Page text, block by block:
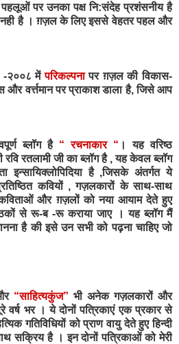
पहलूओं पर उनका पक्ष नि:संदेह प्रशंसनीय है
नही है । ग़ज़ल के लिए इससे वेहतर पहल और
२००८ मेंपरिकल्पनापर ग़ज़ल की विकास-
और वर्त्तमान पर प्राकाश डाला है, जिसे आप
ब्लॉग है “ रचनाकार “ । यह वरिष्ठ
रतलामी जी का ब्लॉग है , यह केवल ब्लॉग
इन्सायिक्लोपिदिया है ,जिसके अंतर्गत ये
कवियों , गज़लकारों के साथ-साथ
कविताओं और ग़ज़लों को नया आयाम देते हुए
से रू-ब -रू कराया जाए । यह ब्लॉग मैं
है की इसे उन सभी को पढ़ना चाहिए जो
“साहित्यकुंज” भी अनेक गज़लकारों और
वर्ष भर । ये दोनों पत्रिकाएं एक प्रकार से
गतिविधियों को प्राण वायु देते हुए हिन्दी
सक्रिय है । इन दोनों पत्रिकाओं को मेरी